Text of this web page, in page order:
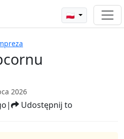
🇵🇱
2026
| Udostępnij to